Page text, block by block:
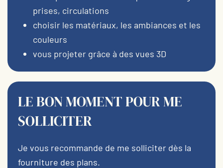
prises, circulations
choisir les matériaux, les ambiances et les
couleurs
vous projeter grâce à des vues 3D
LE BON MOMENT POUR ME
SOLLICITER
Je vous recommande de me solliciter dès la
fourniture des plans.